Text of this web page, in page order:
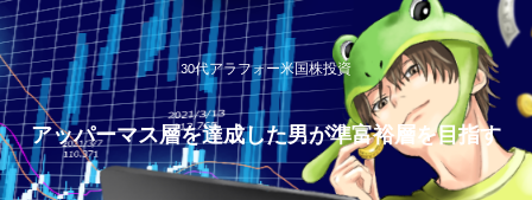
30代アラフォー米国株投資
アッパーマス層を達成した男が準富裕層を目指す